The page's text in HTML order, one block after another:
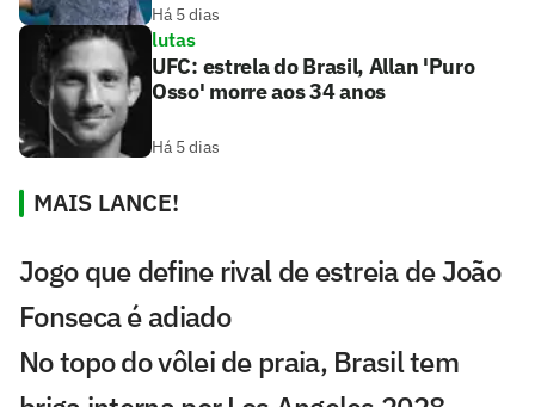
Há 5 dias
lutas
UFC: estrela do Brasil, Allan 'Puro
Osso' morre aos 34 anos
Há 5 dias
MAIS LANCE!
Jogo que define rival de estreia de João
Fonseca é adiado
No topo do vôlei de praia, Brasil tem